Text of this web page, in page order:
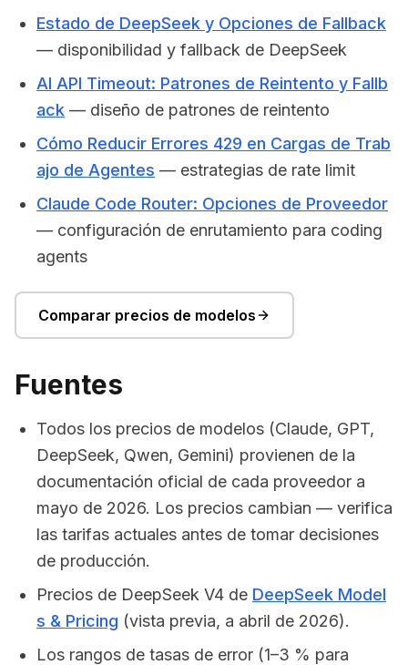
Estado de DeepSeek y Opciones de Fallback
— disponibilidad y fallback de DeepSeek
AI API Timeout: Patrones de Reintento y Fallb
ack — diseño de patrones de reintento
Cómo Reducir Errores 429 en Cargas de Trab
ajo de Agentes — estrategias de rate limit
Claude Code Router: Opciones de Proveedor
— configuración de enrutamiento para coding
agents
Comparar precios de modelos
Fuentes
Todos los precios de modelos (Claude, GPT,
DeepSeek, Qwen, Gemini) provienen de la
documentación oficial de cada proveedor a
mayo de 2026. Los precios cambian — verifica
las tarifas actuales antes de tomar decisiones
de producción.
Precios de DeepSeek V4 de DeepSeek Model
s & Pricing (vista previa, a abril de 2026).
Los rangos de tasas de error (1–3 % para